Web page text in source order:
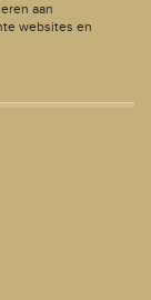
aan
websites en